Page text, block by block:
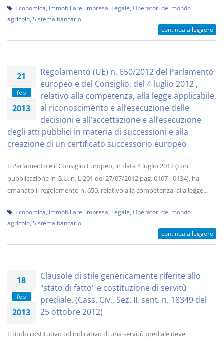
Economica Immobiliare Impresa Legale Operatori del mondo
agricolo Sistema bancario
continua a leggere
21
feb
2013
Regolamento (UE) n. 650/2012 del Parlamento
europeo e del Consiglio, del 4 luglio 2012 ,
relativo alla competenza, alla legge applicabile,
al riconoscimento e all’esecuzione delle
decisioni e all’accettazione e all’esecuzione
degli atti pubblici in materia di successioni e alla
creazione di un certificato successorio europeo
Il Parlamento e il Consiglio Europeo, in data 4 luglio 2012 (con
pubblicazione in G.U. n. L 201 del 27/07/2012 pag. 0107 - 0134), ha
emanato il regolamento n. 650, relativo alla competenza, alla legge...
Economica Immobiliare Impresa Legale Operatori del mondo
agricolo Sistema bancario
continua a leggere
18
feb
2013
Clausole di stile genericamente riferite allo
"stato di fatto" e costituzione di servitù
prediale. (Cass. Civ., Sez. II, sent. n. 18349 del
25 ottobre 2012)
Il titolo costitutivo od indicativo di una servitù prediale deve